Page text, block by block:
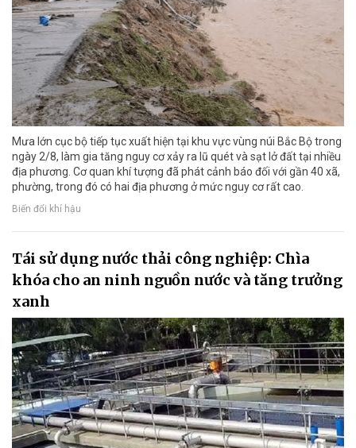
Mưa lớn cục bộ tiếp tục xuất hiện tại khu vực vùng núi Bắc Bộ trong
ngày 2/8, làm gia tăng nguy cơ xảy ra lũ quét và sạt lở đất tại nhiều
địa phương. Cơ quan khí tượng đã phát cảnh báo đối với gần 40 xã,
phường, trong đó có hai địa phương ở mức nguy cơ rất cao.
Biến đổi khí hậu
Tái sử dụng nước thải công nghiệp: Chìa
khóa cho an ninh nguồn nước và tăng trưởng
xanh